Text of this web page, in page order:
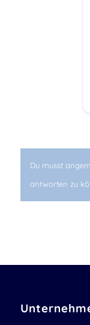
Du musst
antworten zu